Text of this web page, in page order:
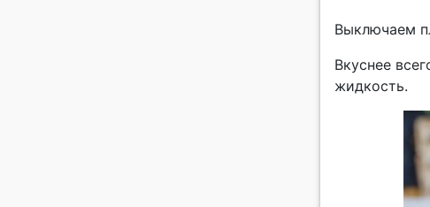
Выключаем
Вкуснее
жидкость.